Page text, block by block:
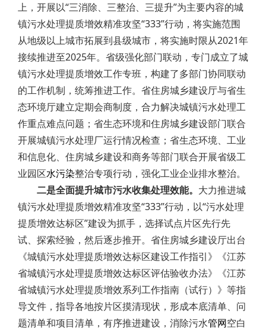
上，开展以“三消除、三整治、三提升”为主要内容的城
镇污水处理提质增效精准攻坚“333”行动，将实施范围
从地级以上城市拓展到县级城市，将实施时限从2021年
接续推进至2025年。省级强化部门联动，专门成立了城
镇污水处理提质增效工作专班，构建了多部门协同联动
的工作机制，统筹推进工作。省住房城乡建设厅与省生
态环境厅建立定期会商制度，合力解决城镇污水处理工
作重点难点问题；省生态环境和住房城乡建设部门联合
开展城镇污水处理厂运行情况检查；省生态环境、工业
和信息化、住房城乡建设和商务等部门联合开展省级工
业园区水污染整治专项行动，强化工业企业排水整治。
二是全面提升城市污水收集处理效能。 大力推进城
镇污水处理提质增效精准攻坚“333”行动，以“污水处理
提质增效达标区”建设为抓手，选择试点片区先行先
试、探索经验，然后逐步推开。省住房城乡建设厅出台
《城镇污水处理提质增效达标区建设工作指引》《江苏
省城镇污水处理提质增效达标区评估验收办法》《江苏
省城镇污水处理提质增效系列工作指南（试行）》等指
导文件，指导各地按片区摸清现状，形成本底清单、问
题清单和项目清单，有序推进建设，消除污水管网空白